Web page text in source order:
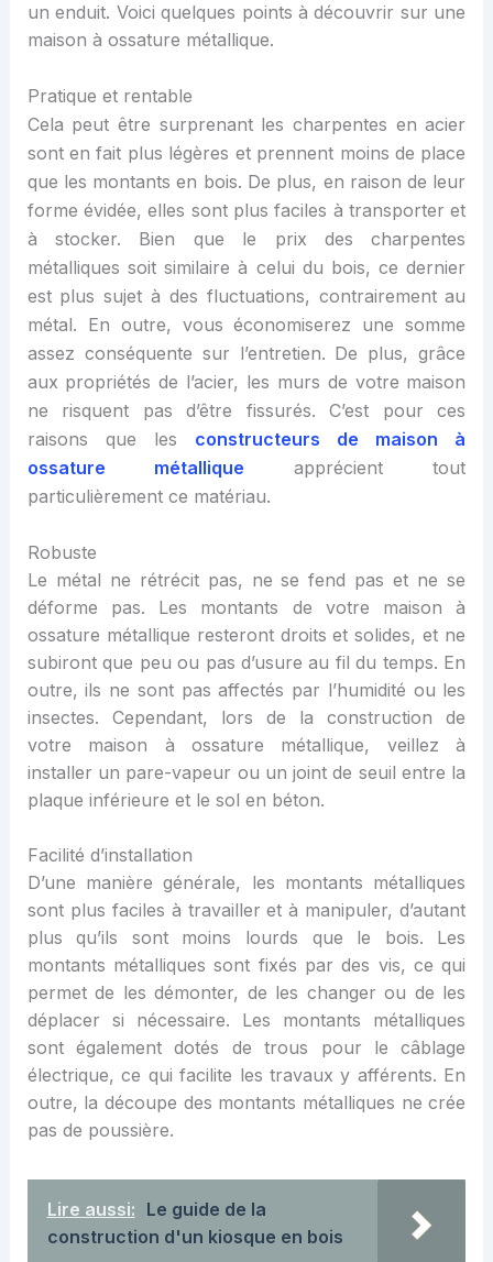
un enduit. Voici quelques points à découvrir sur une
maison à ossature métallique.
Pratique et rentable
Cela peut être surprenant les charpentes en acier
sont en fait plus légères et prennent moins de place
que les montants en bois. De plus, en raison de leur
forme évidée,elles sont plus faciles à transporter et
à stocker. Bien que le prix des charpentes
métalliques soitsimilaire à celui du bois,ce dernier
est plus sujetà des fluctuations, contrairement au
métal. En outre, vous économiserez une somme
assez conséquente sur l’entretien. De plus, grâce
aux propriétés de l’acier, les murs de votre maison
ne risquent pas d’être fissurés.C’est pour ces
raisons que les constructeurs de maison à
ossature métallique apprécient tout
particulièrement ce matériau.
Robuste
Le métal ne rétrécit pas, ne se fend pas et ne se
déforme pas. Les montants de votre maison à
ossature métallique resteront droits et solides, et ne
subiront que peu ou pas d’usure au fil du temps. En
outre, ils ne sont pas affectés par l’humidité ou les
insectes. Cependant, lors de la construction de
votre maison à ossature métallique, veillez à
installer un pare-vapeur ou un joint de seuil entre la
plaque inférieure et le sol en béton.
Facilité d’installation
D’une manière générale, les montants métalliques
sont plus faciles à travailler et à manipuler, d’autant
plus qu’ils sont moins lourds que le bois. Les
montants métalliques sont fixés par des vis, ce qui
permet de les démonter, de les changer ou de les
déplacer si nécessaire. Les montants métalliques
sont également dotés de trous pour le câblage
électrique, ce qui facilite les travaux y afférents. En
outre, la découpe des montants métalliques ne crée
pas de poussière.
Lire aussi: Le guide de la
construction d'un kiosque en bois